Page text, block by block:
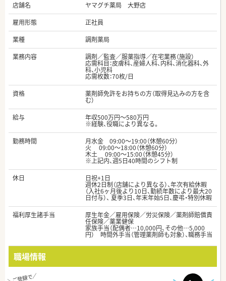
店舗名
ヤマグチ薬局 大野店
雇用形態
正社員
業種
調剤薬局
業務内容
調剤／監査／服薬指導／在宅業務（施設）
応需科目：皮膚科、産婦人科、内科、消化器科、外
科、小児科
応需枚数：70枚/日
資格
薬剤師免許をお持ちの方（取得見込みの方を含
む）
給与
年収500万円～580万円
※経験、役職により異なる。
勤務時間
月水金 09:00～19:00（休憩60分）
火 09:00～18:00（休憩60分）
木土 09:00～15:00（休憩45分）
※上記内、週5日40時間のシフト制
休日
日祝+1日
週休2日制（店舗により異なる）、年次有給休暇
（入社6ヶ月後より10日、勤続年数により最大20
日付与）、 夏季3日、年末年始5日、慶弔・特別休暇
福利厚生諸手当
厚生年金／雇用保険／労災保険／薬剤師賠償責
任保険／薬業健保
家族手当（配偶者…10,000円、その他…5,000
円） 時間外手当（管理薬剤師も対象）、職務手当
職場情報